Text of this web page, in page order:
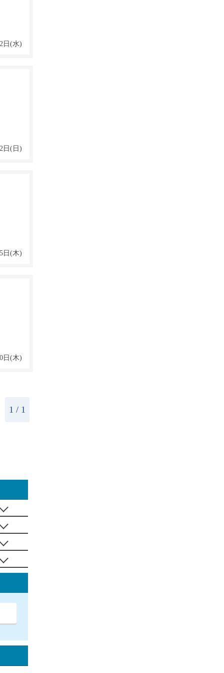
日(水)
日(日)
日(木)
日(木)
1 / 1